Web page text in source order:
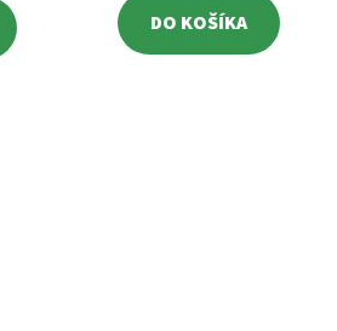
DO KOŠÍKA